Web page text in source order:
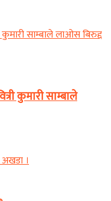
कुमारी साम्बाले